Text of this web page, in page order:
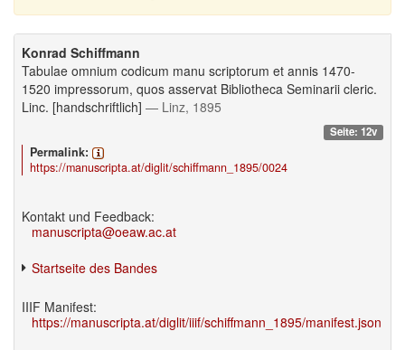
Konrad Schiffmann
Tabulae omnium codicum manu scriptorum et annis 1470-
1520 impressorum, quos asservat Bibliotheca Seminarii cleric.
Linc. [handschriftlich] — Linz, 1895
Seite: 12v
Permalink:
https://manuscripta.at/diglit/schiffmann_1895/0024
Kontakt und Feedback:
manuscripta@oeaw.ac.at
Startseite des Bandes
IIIF Manifest:
https://manuscripta.at/diglit/iiif/schiffmann_1895/manifest.json